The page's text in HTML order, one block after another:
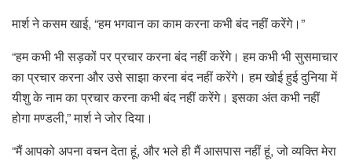
मार्श ने कसम खाई, “हम भगवान का काम करना कभी बंद नहीं करेंगे।”
“हम कभी भी सड़कों पर प्रचार करना बंद नहीं करेंगे। हम कभी भी सुसमाचार
का प्रचार करना और उसे साझा करना बंद नहीं करेंगे। हम खोई हुई दुनिया में
यीशु के नाम का प्रचार करना कभी बंद नहीं करेंगे। इसका अंत कभी नहीं
होगा मण्डली,” मार्श ने जोर दिया।
“मैं आपको अपना वचन देता हूं, और भले ही मैं आसपास नहीं हूं, जो व्यक्ति मेरा